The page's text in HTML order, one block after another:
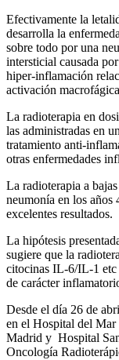
Efectivamente la
desarrolla la
sobre todo por una
intersticial causada
hiper-inflamación
activación
La radioterapia en
las administradas en
tratamiento anti-
otras enfermedades
La radioterapia a
neumonía en los años
excelentes resultados.
La hipótesis
sugiere que la
citocinas IL-6/IL-1 etc
de carácter
Desde el día 26 de
en el Hospital del
Madrid y Hospital
Oncología